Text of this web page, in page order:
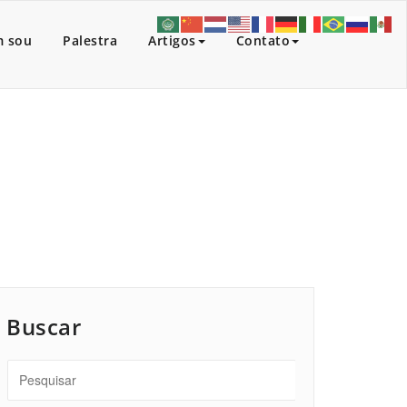
sou Palestra Artigos Contato
Buscar